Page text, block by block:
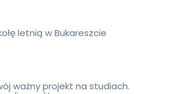
letnią w Bukareszcie
ważny projekt na studiach.